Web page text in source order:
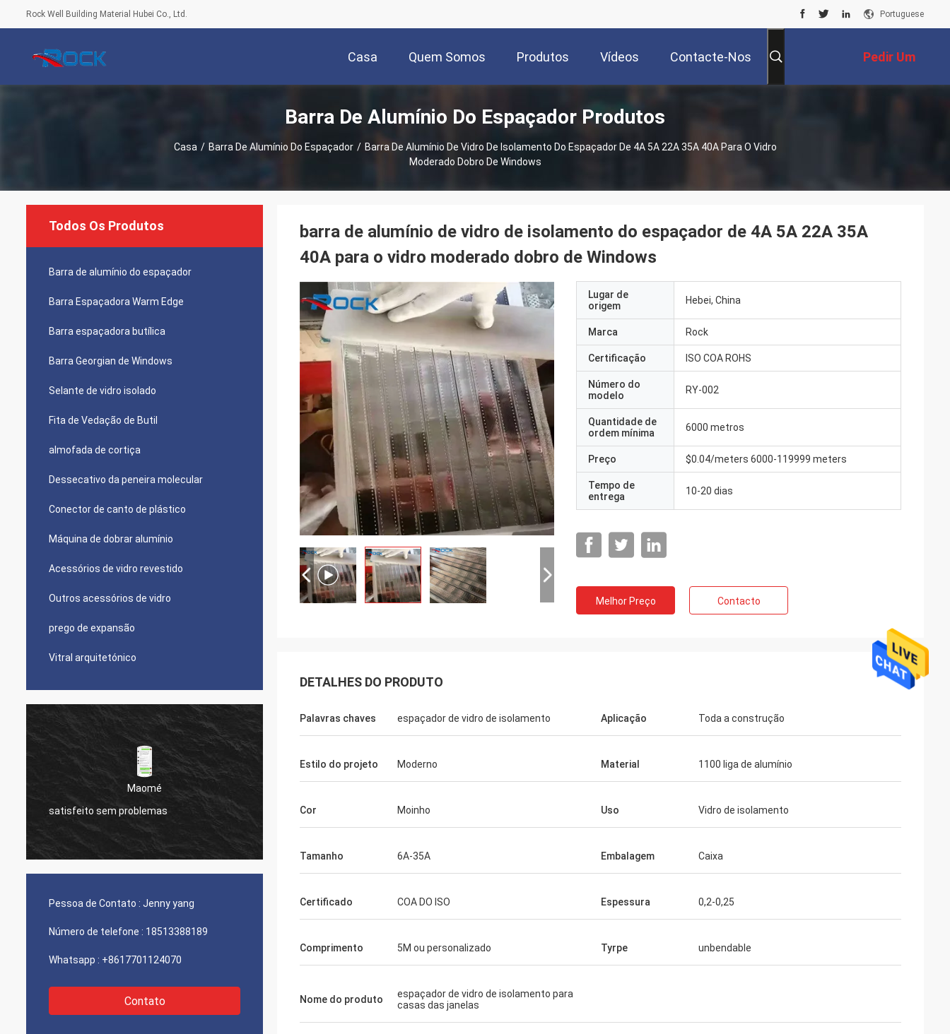
Rock Well Building Material Hubei Co., Ltd. Portuguese
Casa Quem Somos Produtos Vídeos Contacte-Nos Pedir Um
Orçamento
Barra De Alumínio Do Espaçador Produtos
Casa / Barra De Alumínio Do Espaçador / Barra De Alumínio De Vidro De Isolamento Do Espaçador De 4A 5A 22A 35A 40A Para O Vidro
Moderado Dobro De Windows
Todos Os Produtos
Barra de alumínio do espaçador
Barra Espaçadora Warm Edge
Barra espaçadora butílica
Barra Georgian de Windows
Selante de vidro isolado
Fita de Vedação de Butil
almofada de cortiça
Dessecativo da peneira molecular
Conector de canto de plástico
Máquina de dobrar alumínio
Acessórios de vidro revestido
Outros acessórios de vidro
prego de expansão
Vitral arquitetónico
Maomé
satisfeito sem problemas
seu produto é perfeito
Lalit
Pessoa de Contato : Jenny yang
Número de telefone : 18513388189
Whatsapp : +8617701124070
Contato
barra de alumínio de vidro de isolamento do espaçador de 4A 5A 22A 35A
40A para o vidro moderado dobro de Windows
Lugar de
origem
Hebei, China
Marca Rock
Certificação ISO COA ROHS
Número do
modelo
RY-002
Quantidade de
ordem mínima
6000 metros
Preço $0.04/meters 6000-119999 meters
Tempo de
entrega
10-20 dias
Melhor Preço Contacto
DETALHES DO PRODUTO
Palavras chaves espaçador de vidro de isolamento Aplicação Toda a construção
Estilo do projeto Moderno Material 1100 liga de alumínio
Cor Moinho Uso Vidro de isolamento
Tamanho 6A-35A Embalagem Caixa
Certificado COA DO ISO Espessura 0,2-0,25
Comprimento 5M ou personalizado Tyrpe unbendable
Nome do produto
espaçador de vidro de isolamento para
casas das janelas